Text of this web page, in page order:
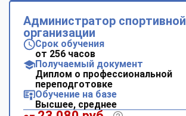
Администратор спортивной
организации
Срок обучения
от 256 часов
Получаемый документ
Диплом о профессиональной
переподготовке
Обучение на базе
Высшее, среднее